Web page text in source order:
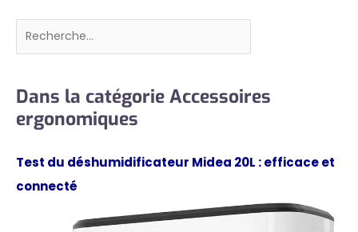
Rechercher
Dans la catégorie Accessoires
ergonomiques
Test du déshumidificateur Midea 20L : efficace et
connecté